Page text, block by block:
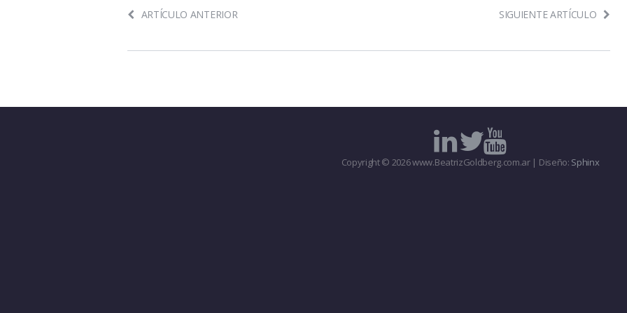
ARTÍCULO ANTERIOR SIGUIENTE ARTÍCULO
Copyright © 2026 www.BeatrizGoldberg.com.ar | Diseño: Sphinx